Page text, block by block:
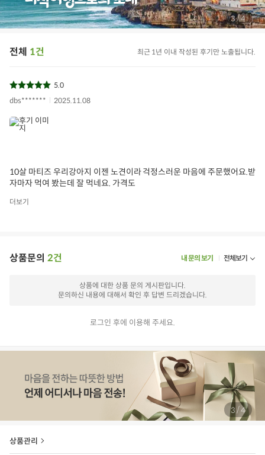
3/4
전체 1건 최근 1년 이내 작성된 후기만 노출됩니다.
5.0
dbs*******
2025.11.08
10살 마티즈 우리강아지 이젠 노견이라 걱정스러운 마음에 주문했어요.받
자마자 먹여 봤는데 잘 먹네요. 가격도
더보기
상품문의 2건 내 문의 보기 전체보기
상품에 대한 상품 문의 게시판입니다.
문의하신 내용에 대해서 확인 후 답변 드리겠습니다.
로그인 후에 이용해 주세요.
3 /4
상품관리